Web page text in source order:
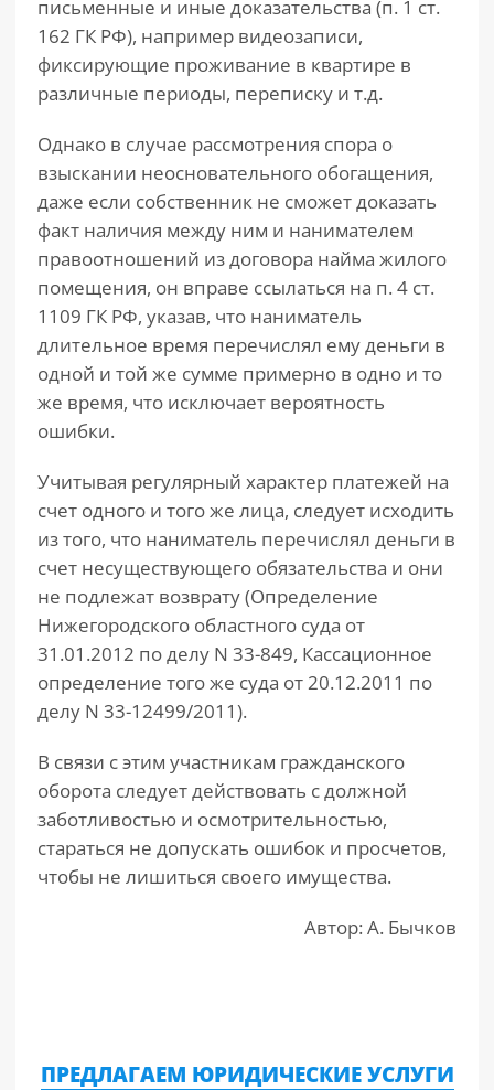
письменные и иные доказательства (п. 1 ст.
162 ГК РФ), например видеозаписи,
фиксирующие проживание в квартире в
различные периоды, переписку и т.д.
Однако в случае рассмотрения спора о
взыскании неосновательного обогащения,
даже если собственник не сможет доказать
факт наличия между ним и нанимателем
правоотношений из договора найма жилого
помещения, он вправе ссылаться на п. 4 ст.
1109 ГК РФ, указав, что наниматель
длительное время перечислял ему деньги в
одной и той же сумме примерно в одно и то
же время, что исключает вероятность
ошибки.
Учитывая регулярный характер платежей на
счет одного и того же лица, следует исходить
из того, что наниматель перечислял деньги в
счет несуществующего обязательства и они
не подлежат возврату (Определение
Нижегородского областного суда от
31.01.2012 по делу N 33-849, Кассационное
определение того же суда от 20.12.2011 по
делу N 33-12499/2011).
В связи с этим участникам гражданского
оборота следует действовать с должной
заботливостью и осмотрительностью,
стараться не допускать ошибок и просчетов,
чтобы не лишиться своего имущества.
Автор: А. Бычков
ПРЕДЛАГАЕМ ЮРИДИЧЕСКИЕ УСЛУГИ